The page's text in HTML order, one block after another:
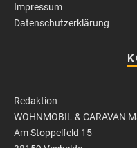
Impressum
Datenschutzerklärung
Redaktion
WOHNMOBIL & CARAVAN
Am Stoppelfeld 15